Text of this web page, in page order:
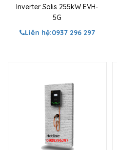
Inverter Solis 255kW EVH-
5G
Liên hệ:0937 296 297